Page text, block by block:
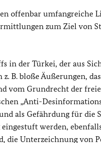
offenbar umfangreiche
zum Ziel von
in der Türkei, der aus
B. bloße Äußerungen,
vom Grundrecht der
„Anti-
als Gefährdung für die
werden,
die Unterzeichnung von